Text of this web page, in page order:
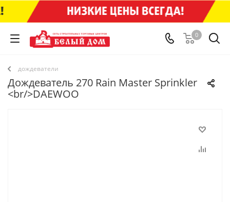
0
дождеватели
Дождеватель 270 Rain Master Sprinkler
<br/>DAEWOO